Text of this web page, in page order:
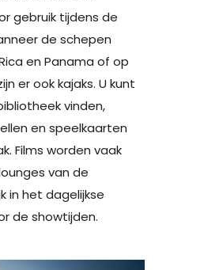
gebruik tijdens de
de schepen
en Panama of op
er ook kajaks. U kunt
vinden,
en speelkaarten
Films worden vaak
van de
in het dagelijkse
de showtijden.